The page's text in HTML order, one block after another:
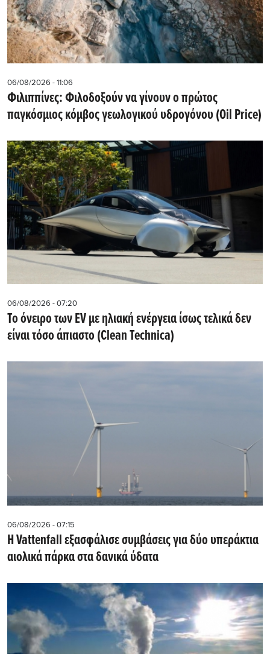
06/08/2026 - 11:06
Φιλιππίνες: Φιλοδοξούν να γίνουν ο πρώτος
παγκόσμιος κόμβος γεωλογικού υδρογόνου (Oil Price)
06/08/2026 - 07:20
Το όνειρο των EV με ηλιακή ενέργεια ίσως τελικά δεν
είναι τόσο άπιαστο (Clean Technica)
06/08/2026 - 07:15
Η Vattenfall εξασφάλισε συμβάσεις για δύο υπεράκτια
αιολικά πάρκα στα δανικά ύδατα